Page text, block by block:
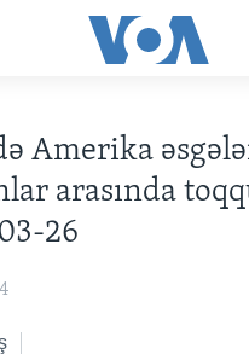
DEYIR?
BÖHRANI
MÜNAQIŞƏSI
2024
Amerika
arasında
26